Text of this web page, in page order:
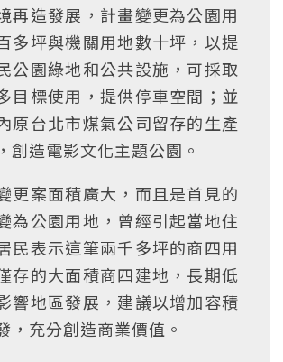
再造發展，計畫變更為公園用
多坪與機關用地數十坪，以提
公園綠地和公共設施，可採取
目標使用，提供停車空間；並
原台北市煤氣公司留存的生產
創造電影文化主題公園。
更案面積廣大，而且是首見的
為公園用地，曾經引起當地住
民表示這筆兩千多坪的商四用
存的大面積商四建地，長期低
響地區發展，建議以增加容積
，充分創造商業價值。